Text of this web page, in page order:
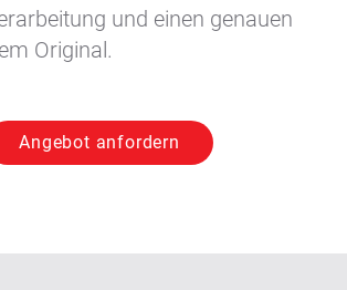
und einen genauen
Original.
Angebot anfordern